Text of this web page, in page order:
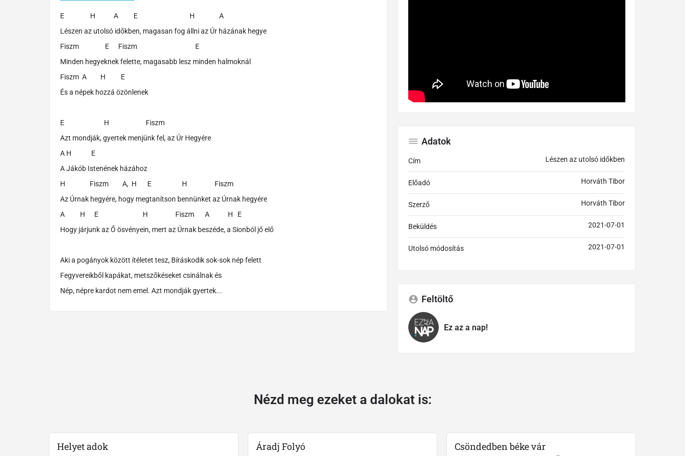
E H A E H A
Lészen az utolsó időkben, magasan fog állni az Úr házának hegye
Fiszm E Fiszm E
Minden hegyeknek felette, magasabb lesz minden halmoknál
Fiszm A H E
És a népek hozzá özönlenek
E H Fiszm
Azt mondják, gyertek menjünk fel, az Úr Hegyére
A H E
A Jákób Istenének házához
H Fiszm A, H E H Fiszm
Az Úrnak hegyére, hogy megtanítson bennünket az Úrnak hegyére
A H E H Fiszm A H E
Hogy járjunk az Ő ösvényein, mert az Úrnak beszéde, a Sionból jő elő
Aki a pogányok között ítéletet tesz, Bíráskodik sok-sok nép felett
Fegyvereikből kapákat, metszőkéseket csinálnak és
Nép, népre kardot nem emel. Azt mondják gyertek...
Adatok
Cím Lészen az utolsó időkben
Előadó Horváth Tibor
Szerző Horváth Tibor
Beküldés 2021-07-01
Utolsó módosítás 2021-07-01
Feltöltő
Ez az a nap!
Nézd meg ezeket a dalokat is:
Helyet adok Áradj Folyó Csöndedben béke vár